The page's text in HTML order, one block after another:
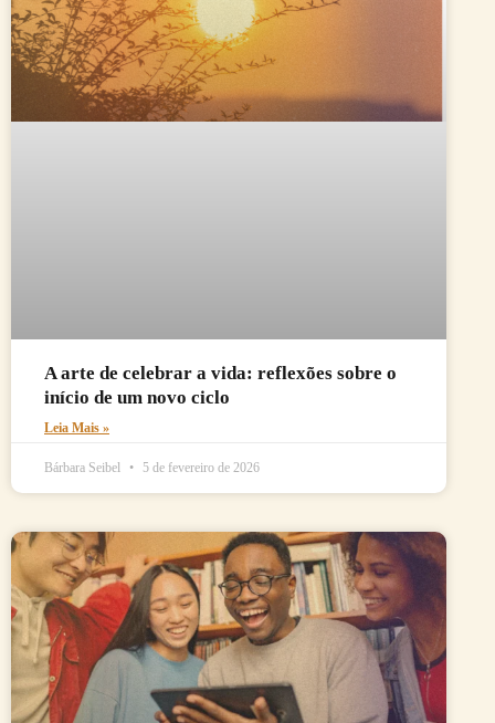
A arte de celebrar a vida: reflexões sobre o
início de um novo ciclo
Leia Mais »
Bárbara Seibel 5 de fevereiro de 2026